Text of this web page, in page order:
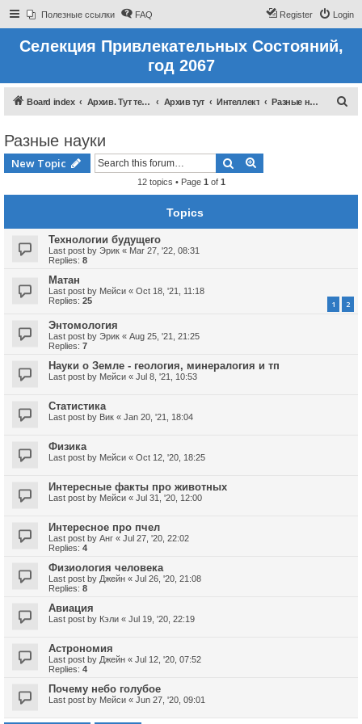
Полезные ссылки FAQ Login
Register
Селекция Привлекательных Состояний,
год 2067
Board index Архив. Тут темы которые были до 2022 года Архив тут Интеллект Разные науки
h
Разные науки
New Topic Search
12 topics • Page 1 of 1
Topics
Технологии будущего
Last post by Эрик « Mar 27, '22, 08:31
Replies: 8
Матан
Last post by Мейси « Oct 18, '21, 11:18
Replies: 25 1 2
Энтомология
Last post by Эрик « Aug 25, '21, 21:25
Replies: 7
Науки о Земле - геология, минералогия и тп
Last post by Мейси « Jul 8, '21, 10:53
Статистика
Last post by Вик « Jan 20, '21, 18:04
Физика
Last post by Мейси « Oct 12, '20, 18:25
Интересные факты про животных
Last post by Мейси « Jul 31, '20, 12:00
Интересное про пчел
Last post by Анг « Jul 27, '20, 22:02
Replies: 4
Физиология человека
Last post by Джейн « Jul 26, '20, 21:08
Replies: 8
Авиация
Last post by Кэли « Jul 19, '20, 22:19
Астрономия
Last post by Джейн « Jul 12, '20, 07:52
Replies: 4
Почему небо голубое
Last post by Мейси « Jun 27, '20, 09:01